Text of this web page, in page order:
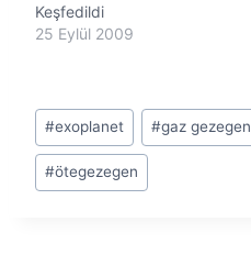
Keşfedildi
25 Eylül 2009
Post
Tags:
#exoplanet #gaz gezegen
#ötegezegen